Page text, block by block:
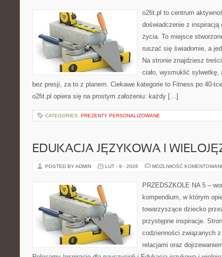
o2fit.pl to centrum
doświadczenie z
życia. To miejsce
ruszać się świadomie, a
Na stronie znajdziesz
ciało, wysmuklić
bez presji, za to z planem. Ciekawe kategorie to Fitness po 40-
o2fit.pl opiera się na prostym założeniu: każdy […]
CATEGORIES: PREZENTY PERSONALIZOWANE
EDUKACJA JĘZYKOWA I
POSTED BY ADMIN LUT - 9 - 2026 MOŻLIWOŚĆ
PRZEDSZKOLE NA 5 –
kompendium, w którym
towarzyszące dziecko
przystępne inspiracje.
codzienności związanych
relacjami oraz